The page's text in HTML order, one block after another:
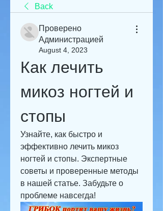
Back
Проверено
Администрацией
August 4, 2023
Как лечить
микоз ногтей и
стопы
Узнайте, как быстро и
эффективно лечить микоз
ногтей и стопы. Экспертные
советы и проверенные методы
в нашей статье. Забудьте о
проблеме навсегда!